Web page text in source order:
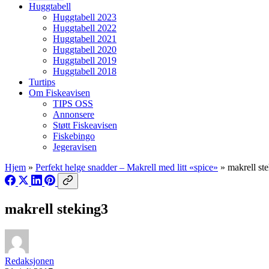
Huggtabell
Huggtabell 2023
Huggtabell 2022
Huggtabell 2021
Huggtabell 2020
Huggtabell 2019
Huggtabell 2018
Turtips
Om Fiskeavisen
TIPS OSS
Annonsere
Støtt Fiskeavisen
Fiskebingo
Jegeravisen
Hjem » Perfekt helge snadder – Makrell med litt «spice» » makrell
makrell steking3
Redaksjonen